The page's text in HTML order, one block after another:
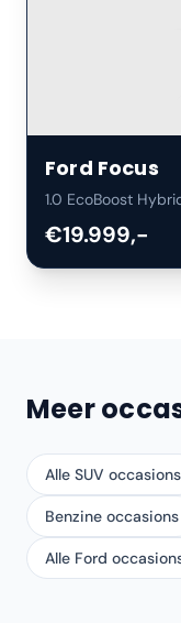
Ford Focus
1.0 EcoBoost
€19.999,-
Meer
Alle SUV occasions
Benzine occasions
Alle Ford